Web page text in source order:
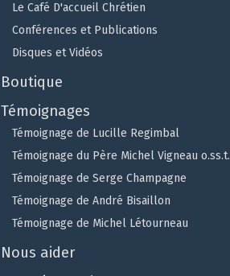
Le Café D'accueil Chrétien
Conférences et Publications
Disques et Vidéos
Boutique
Témoignages
Témoignage de Lucille Regimbal
Témoignage du Père Michel Vigneau o.ss.t.
Témoignage de Serge Champagne
Témoignage de André Bisaillon
Témoignage de Michel Létourneau
Nous aider